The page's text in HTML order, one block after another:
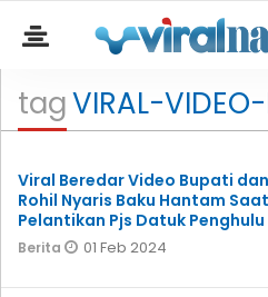
tagVIRAL-
Viral Beredar Video Bupati
Rohil Nyaris Baku Hantam Saat
Pelantikan Pjs Datuk Penghulu
Berita 01 Feb 2024